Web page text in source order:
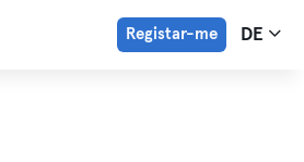
Registar-me DE